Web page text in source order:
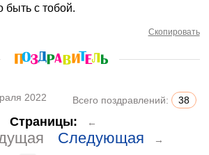
быть с тобой.
Скопировать
2022 Всего поздравлений: 38
Страницы: ←
Следующая →